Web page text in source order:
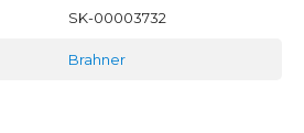
SK-00003732
Brahner